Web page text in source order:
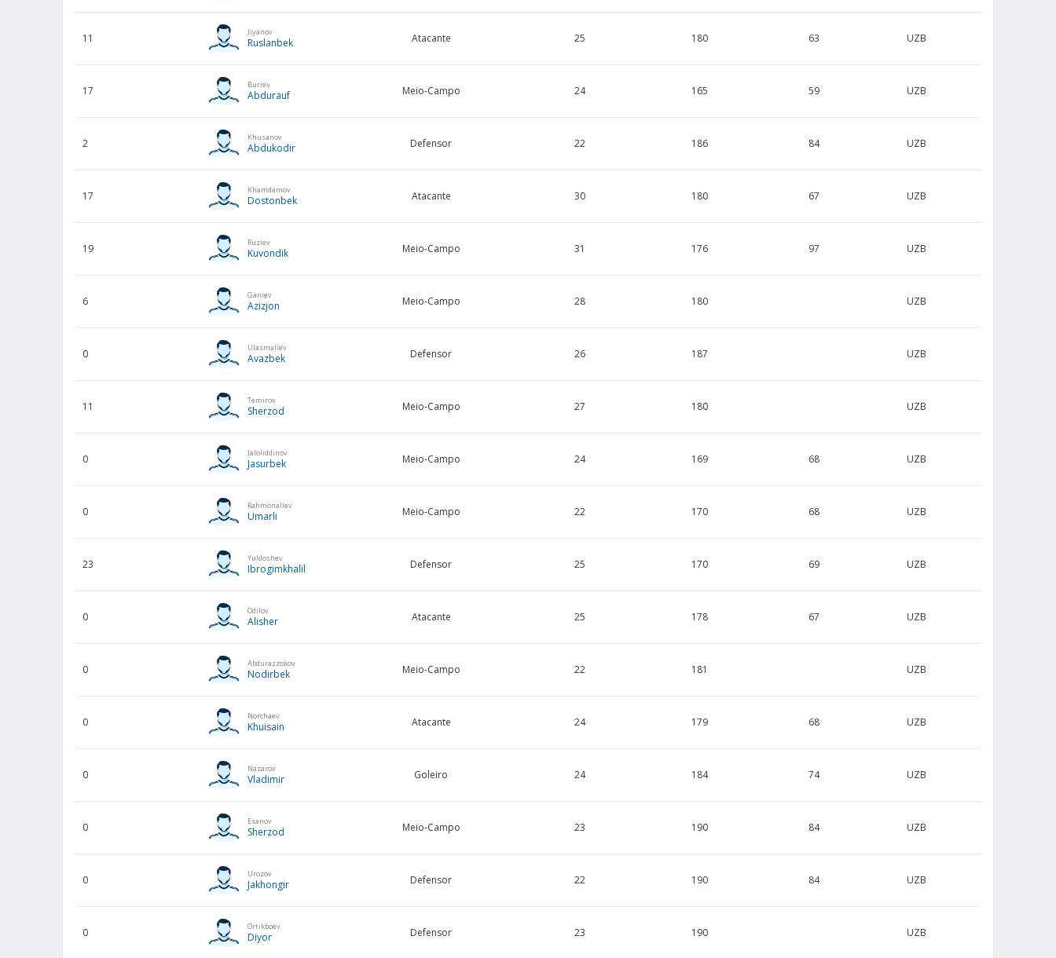
11 Jiyanov
Ruslanbek Atacante 25 180 63 UZB
17 Buriev
Abdurauf Meio-Campo 24 165 59 UZB
2 Khusanov
Abdukodir Defensor 22 186 84 UZB
17 Khamdamov
Dostonbek Atacante 30 180 67 UZB
19 Ruziev
Kuvondik Meio-Campo 31 176 97 UZB
6 Ganiev
Azizjon Meio-Campo 28 180 UZB
0 Ulasmaliev
Avazbek Defensor 26 187 UZB
11 Temirov
Sherzod Meio-Campo 27 180 UZB
0 Jaloliddinov
Jasurbek Meio-Campo 24 169 68 UZB
0 Rahmonaliev
Umarli Meio-Campo 22 170 68 UZB
23 Yuldoshev
Ibrogimkhalil Defensor 25 170 69 UZB
0 Odilov
Alisher Atacante 25 178 67 UZB
0 Abdurazzokov
Nodirbek Meio-Campo 22 181 UZB
0 Norchaev
Khuisain Atacante 24 179 68 UZB
0 Nazarov
Vladimir Goleiro 24 184 74 UZB
0 Esanov
Sherzod Meio-Campo 23 190 84 UZB
0 Urozov
Jakhongir Defensor 22 190 84 UZB
0 Ortikboev
Diyor Defensor 23 190 UZB